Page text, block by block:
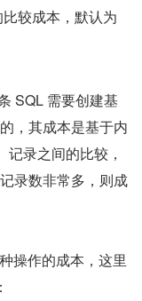
SQL 需要创建基
，其成本是基于内
录之间的比较，
录数非常多，则成
操作的成本，这里